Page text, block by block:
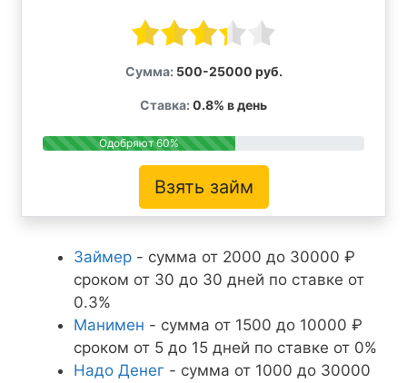
Сумма: 500-25000 руб.
Ставка: 0.8% в день
Одобряют 60%
Взять займ
Займер - сумма от 2000 до 30000 ₽
сроком от 30 до 30 дней по ставке от
0.3%
Манимен - сумма от 1500 до 10000 ₽
сроком от 5 до 15 дней по ставке от 0%
Надо Денег - сумма от 1000 до 30000